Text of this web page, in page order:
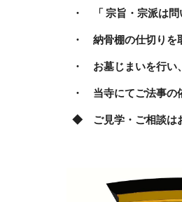
・ 「 宗旨・宗派は問
・ 納骨棚の仕切りを
・ お墓じまいを行い
・ 当寺にてご法事の
◆ ご見学・ご相談は